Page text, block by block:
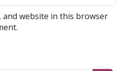
and website in this browser